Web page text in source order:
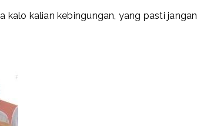
kalian kebingungan, yang pasti jangan